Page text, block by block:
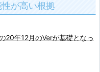
が高い根拠
20年12月のVerが基礎となっ